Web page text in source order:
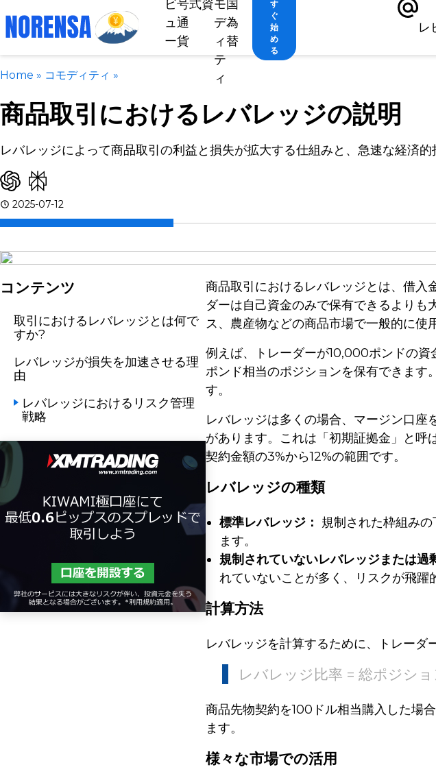
ビ
ュ
ー
号
通
貨
式資モ
デ
ィ
テ
ィ
国
為
替
す
ぐ
始
め
る
レ
Home » コモディティ »
商品取引におけるレバレッジの説明
レバレッジによって商品取引の利益と損失が拡大する仕組みと、急速な経済
2025-07-12
コンテンツ
取引におけるレバレッジとは何で
すか?
レバレッジが損失を加速させる理
由
レバレッジにおけるリスク管理
戦略
商品取引におけるレバレッジとは、借入
ダーは自己資金のみで保有できるより
ス、農産物などの商品市場で一般的に使
例えば、トレーダーが10,000ポンドの
ポンド相当のポジションを保有できます
す。
レバレッジは多くの場合、マージン口
があります。これは「初期証拠金」と呼
契約金額の3%から12%の範囲です。
レバレッジの種類
標準レバレッジ： 規制された枠組み
ます。
規制されていないレバレッジまたは過
れていないことが多く、リスクが飛躍
計算方法
レバレッジを計算するために、トレーダ
レバレッジ比率 = 総ポジシ
商品先物契約を100ドル相当購入した場
ます。
様々な市場での活用